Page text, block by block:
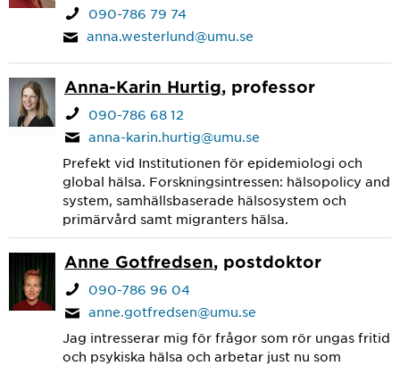
090-786 79 74
anna.westerlund@umu.se
Anna-Karin Hurtig, professor
090-786 68 12
anna-karin.hurtig@umu.se
Prefekt vid Institutionen för epidemiologi och
global hälsa. Forskningsintressen: hälsopolicy and
system, samhällsbaserade hälsosystem och
primärvård samt migranters hälsa.
Anne Gotfredsen, postdoktor
090-786 96 04
anne.gotfredsen@umu.se
Jag intresserar mig för frågor som rör ungas fritid
och psykiska hälsa och arbetar just nu som